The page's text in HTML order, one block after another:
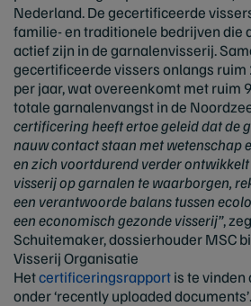
Nederland. De gecertificeerde
familie- en traditionele bedrijven die
actief zijn in de garnalenvisserij.
gecertificeerde vissers onlangs
per jaar, wat overeenkomt met ruim
totale garnalenvangst in de
certificering heeft ertoe geleid dat de
nauw contact staan met wetenschap
en zich voortdurend verder
visserij op garnalen te waarborgen,
een verantwoorde balans tussen
een economisch gezonde visserij”,
Schuitemaker, dossierhouder MSC
Visserij Organisatie
Hetcertificeringsrapportis te vinden
onder ‘recently uploaded documents’.